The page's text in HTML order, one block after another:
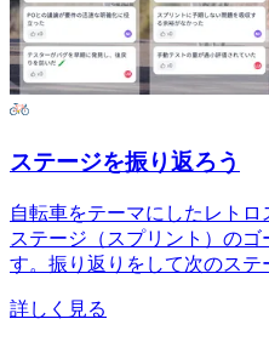
ステージを振り返ろう
自転車をテーマにしたレト
ステージ（スプリント）の
す。振り返りをして次のステ
詳しく見る